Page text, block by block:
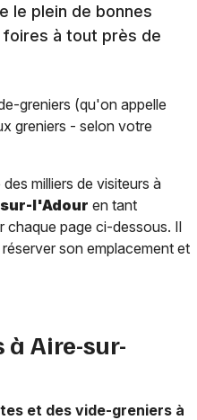
le plein de bonnes
à tout près de
greniers (qu'on appelle
greniers - selon votre
milliers de visiteurs à
l'Adour en tant
chaque page ci-dessous. Il
son emplacement et
à Aire-sur-
et des vide-greniers à